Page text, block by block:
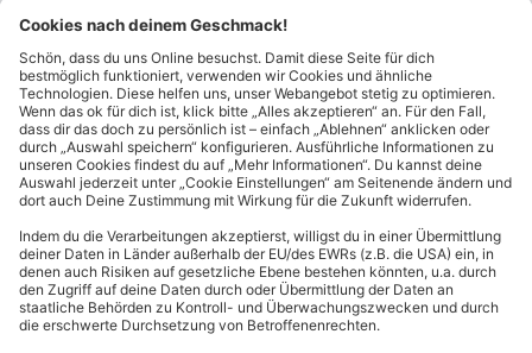
Kontakt
Cookie-Einstellungen
Kundeninformationen
ALDI Nord folgen